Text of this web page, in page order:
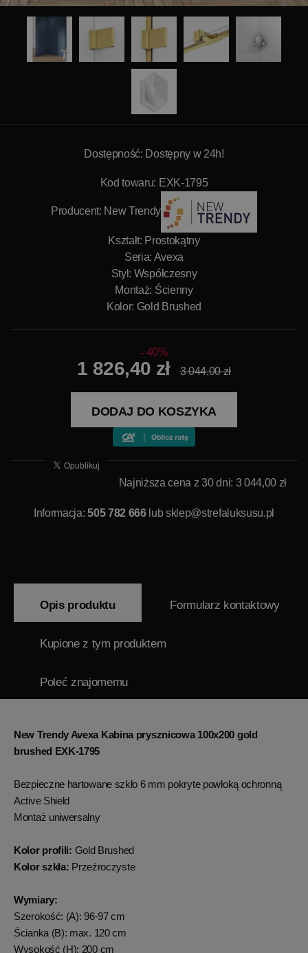
Dostępność: Dostępny w 24h!
Kod towaru: EXK-1795
Producent: New Trendy
Kształt: Prostokątny
Seria: Avexa
Styl: Współczesny
Montaż: Ścienny
Kolor: Gold Brushed
40%
1 826,40 zł 3 044,00 zł
DODAJ DO KOSZYKA
Najniższa cena z 30 dni: 3 044,00 zł
Informacja:505 782 666lubsklep@strefaluksusu.pl
Opis produktu Formularz kontaktowy
Kupione z tym produktem
Poleć znajomemu
New Trendy Avexa Kabina prysznicowa 100x200 gold
brushed EXK-1795
Bezpieczne hartowane szkło 6 mm pokryte powłoką ochronną
Active Shield
Montaż uniwersalny
Kolor profili: Gold Brushed
Kolor szkła: Przeźroczyste
Wymiary:
Szerokość: (A): 96-97 cm
Ścianka (B): max. 120 cm
Wysokość (H): 200 cm